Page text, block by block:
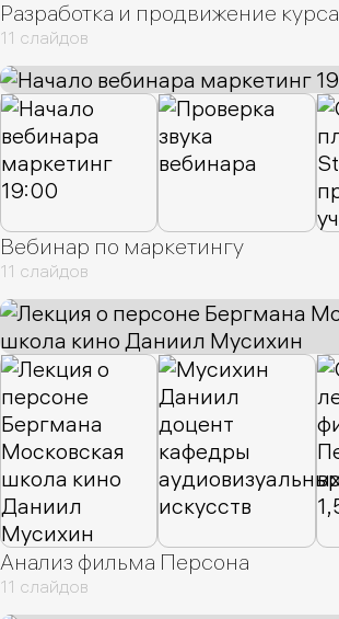
Разработка и продвижение курса
11 слайдов
Вебинар по маркетингу
11 слайдов
Анализ фильма Персона
11 слайдов